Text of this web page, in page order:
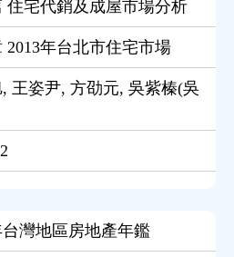
住宅代銷及成屋市場分析
2013年台北市住宅市場
王姿尹, 方劭元, 吳紫榛(吳
台灣地區房地產年鑑